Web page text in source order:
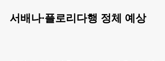
서배나∙플로리다행 정체 예상